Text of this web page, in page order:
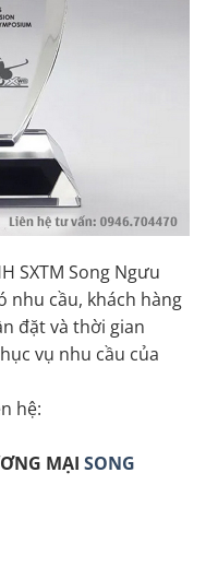
SXTM Song Ngưu
nhu cầu, khách hàng
đặt và thời gian
vụ nhu cầu của
hệ:
MẠI SONG